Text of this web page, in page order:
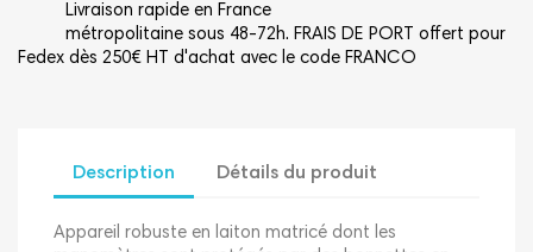
Livraison rapide en France
métropolitaine sous 48-72h. FRAIS DE PORT offert pour
Fedex dès 250€ HT d'achat avec le code FRANCO
Description Détails du produit
Appareil robuste en laiton matricé dont les